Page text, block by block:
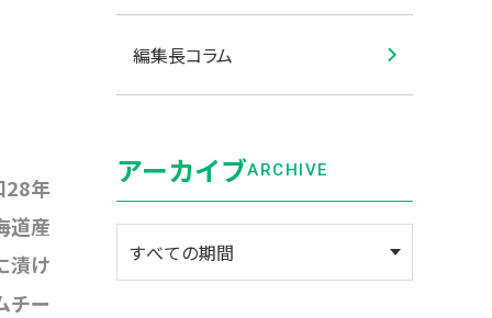
28年
道産
漬け
チー
編集長コラム
アーカイブARCHIVE